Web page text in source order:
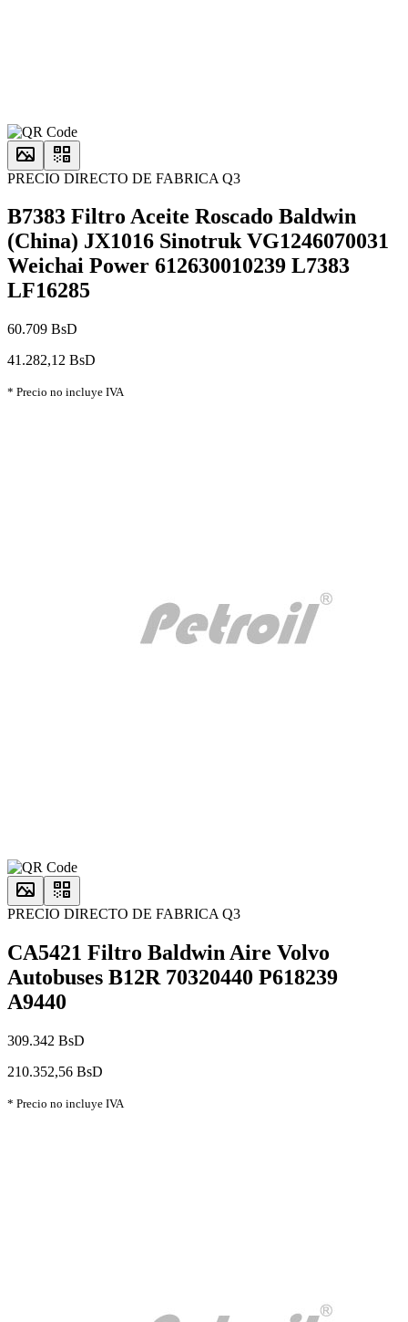
PRECIO DIRECTO DE FABRICA Q3
B7383 Filtro Aceite Roscado Baldwin
(China) JX1016 Sinotruk VG1246070031
Weichai Power 612630010239 L7383
LF16285
60.709 BsD
41.282,12 BsD
* Precio no incluye IVA
PRECIO DIRECTO DE FABRICA Q3
CA5421 Filtro Baldwin Aire Volvo
Autobuses B12R 70320440 P618239
A9440
309.342 BsD
210.352,56 BsD
* Precio no incluye IVA